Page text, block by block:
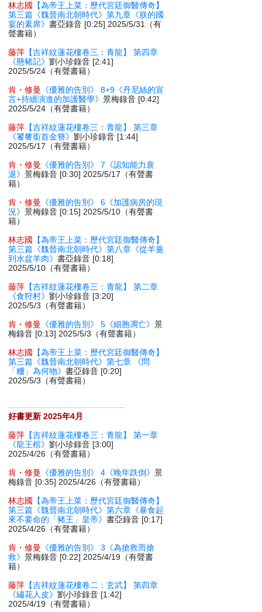
林志國
【為帝王上菜：歷代宮廷御醫傳奇】
第三篇《魏晉南北朝時代》第九章《朕的國
宴的素席》書亞錄音 [0:25] 2025/5/31（有
聲書籍）
藤萍 【吉祥紋蓮花樓卷三：青龍】 第四章
《懸豬記》劉小珍錄音 [2:41]
2025/5/24（有聲書籍）
肯・修曼
《優雅的告別》 8+9《丹尼絲的宣
言+持續演進的加護醫學》景梅錄音 [0:42]
2025/5/24（有聲書籍）
藤萍 【吉祥紋蓮花樓卷三：青龍】 第三章
《饕餮銜首金簪》劉小珍錄音 [1:44]
2025/5/17（有聲書籍）
肯・修曼
《優雅的告別》 7《認知能力衰
退》景梅錄音 [0:30] 2025/5/17（有聲書
籍）
肯・修曼
《優雅的告別》 6《加護病房的現
況》景梅錄音 [0:15] 2025/5/10（有聲書
籍）
林志國
【為帝王上菜：歷代宮廷御醫傳奇】
第三篇《魏晉南北朝時代》第八章《從羊羹
到水盆羊肉》書亞錄音 [0:18]
2025/5/10（有聲書籍）
藤萍 【吉祥紋蓮花樓卷三：青龍】 第二章
《食狩村》劉小珍錄音 [3:20]
2025/5/3（有聲書籍）
肯・修曼
《優雅的告別》 5《細胞凋亡》景
梅錄音 [0:13] 2025/5/3（有聲書籍）
林志國
【為帝王上菜：歷代宮廷御醫傳奇】
第三篇《魏晉南北朝時代》第七章 《問
「粣」為何物》書亞錄音 [0:20]
2025/5/3（有聲書籍）
好書更新 2025年4月
藤萍 【吉祥紋蓮花樓卷三：青龍】 第一章
《龍王棺》劉小珍錄音 [3:00]
2025/4/26（有聲書籍）
肯・修曼
《優雅的告別》 4《晚年跌倒》景
梅錄音 [0:35] 2025/4/26（有聲書籍）
林志國
【為帝王上菜：歷代宮廷御醫傳奇】
第三篇《魏晉南北朝時代》第六章《暴食起
來不要命的「豬王」皇帝》書亞錄音 [0:17]
2025/4/26（有聲書籍）
肯・修曼
《優雅的告別》 3《為搶救而搶
救》景梅錄音 [0:22] 2025/4/19（有聲書
籍）
藤萍 【吉祥紋蓮花樓卷二：玄武】 第四章
《繡花人皮》劉小珍錄音 [1:42]
2025/4/19（有聲書籍）